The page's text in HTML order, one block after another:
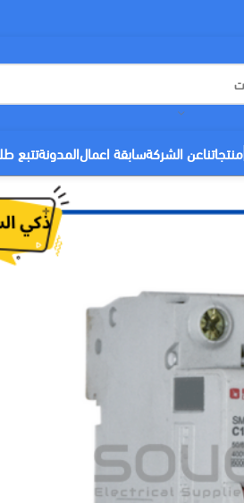
منتجاتناعن الشركةسابقة اعمالالمدونةتتبع